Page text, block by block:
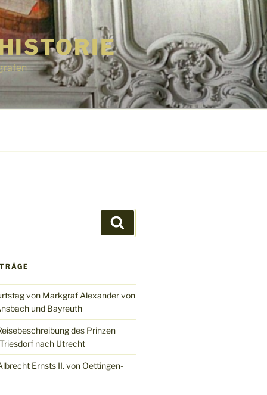
von Markgraf Alexander von
und Bayreuth
des Prinzen
nach Utrecht
Ernsts II. von Oettingen-